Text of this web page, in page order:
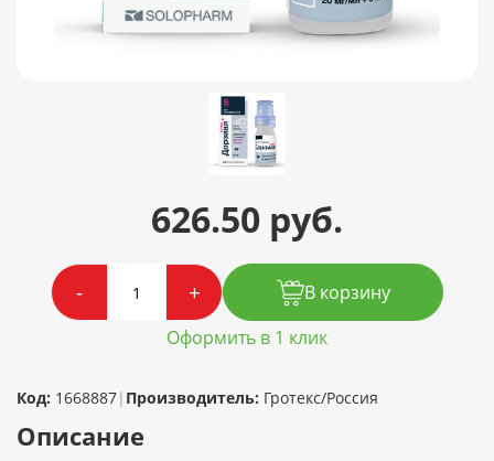
626.50 руб.
- +
В корзину
Оформить в 1 клик
Код: 1668887| Производитель: Гротекс/Россия
Описание